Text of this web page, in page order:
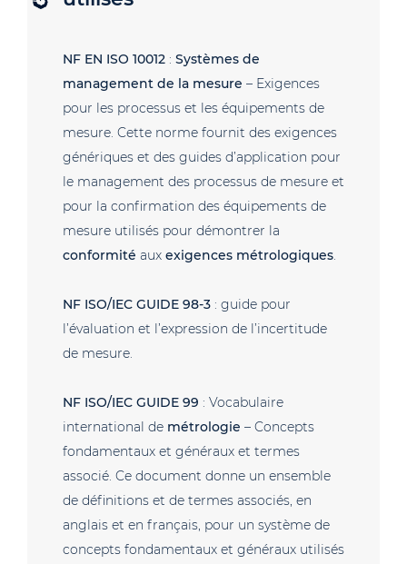
NF EN ISO 10012: Systèmes de
management de la mesure – Exigences
pour les processus et les équipements de
mesure. Cette norme fournit des exigences
génériques et des guides d’application pour
le management des processus de mesure et
pour la confirmation des équipements de
mesure utilisés pour démontrer la
conformité aux exigences métrologiques.
NF ISO/IEC GUIDE 98-3: guide pour
l’évaluation et l’expression de l’incertitude
de mesure.
NF ISO/IEC GUIDE 99 : Vocabulaire
international de métrologie – Concepts
fondamentaux et généraux et termes
associé. Ce document donne un ensemble
de définitions et de termes associés, en
anglais et en français, pour un système de
concepts fondamentaux et généraux utilisés